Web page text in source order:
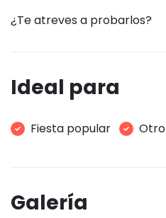
¿Te atreves a probarlos?
Ideal para
Fiesta popular Otro
Galería